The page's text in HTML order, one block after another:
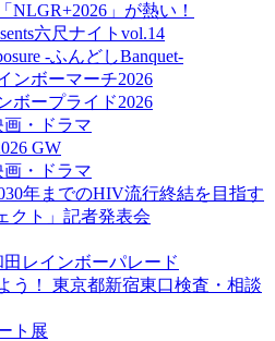
NLGR+2026」が熱い！
六尺ナイトvol.14
-ふんどしBanquet-
ンボーマーチ2026
ボープライド2026
画・ドラマ
GW
画・ドラマ
年までのHIV流行終結を目指す
クト」記者発表会
レインボーパレード
う！ 東京都新宿東口検査・相談
ト展